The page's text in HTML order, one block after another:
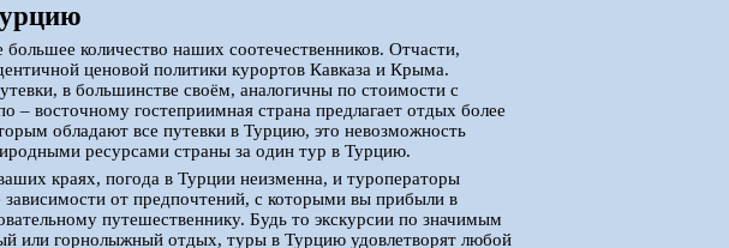
количество наших соотечественников. Отчасти,
ценовой политики курортов Кавказа и Крыма.
в большинстве своём, аналогичны по стоимости с
восточному гостеприимная страна предлагает отдых более
обладают все путевки в Турцию, это невозможность
ресурсами страны за один тур в Турцию.
краях, погода в Турции неизменна, и туроператоры
от предпочтений, с которыми вы прибыли в
путешественнику. Будь то экскурсии по значимым
или горнолыжный отдых, туры в Турцию удовлетворят любой